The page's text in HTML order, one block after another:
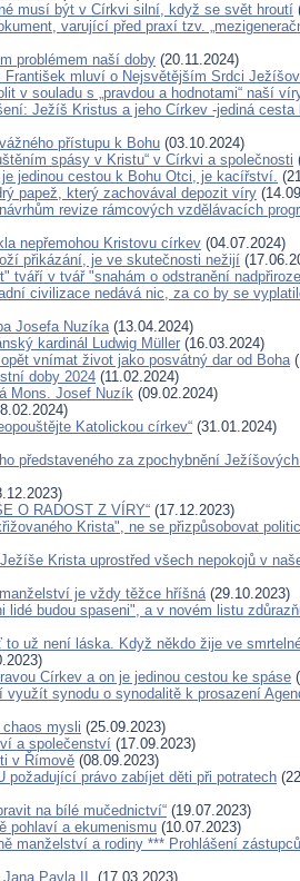
musí být v Církvi silní, když se svět hroutí
varující před praxí tzv.
problémem naší doby (20.11.2024)
mluví o Nejsvětějším Srdci
v souladu s „pravdou a hodnotami“ naší
Ježíš Kristus a jeho Církev -jediná cesta
přístupu k Bohu (03.10.2024)
spásy v Kristu“ v Církvi a společnosti
jedinou cestou k Bohu Otci, je kacířství.
papež, který zachovával depozit víry
revize rámcových vzdělávacích
nepřemohou Kristovu církev (04.07.2024)
přikázání, je ve skutečnosti nežijí
tváří v tvář "snahám o odstranění
civilizace nedává nic, za co by se
Josefa Nuzíka(13.04.2024)
kardinál Ludwig Müller (16.03.2024)
vnímat život jako posvátný dar od Boha
doby 2024 (11.02.2024)
Mons. Josef Nuzík (09.02.2024)
Katolickou církev“ (31.01.2024)
představeného za zpochybnění
O RADOST Z VÍRY“ (17.12.2023)
Krista", ne se přizpůsobovat
Krista uprostřed všech nepokojů v
je vždy těžce hříšná(29.10.2023)
budou spaseni", a v novém listu
to už není láska. Když někdo žije ve
Církev a on je jedinou cestou ke spáse
synodu o synodalitě k prosazení
mysli (25.09.2023)
a společenství (17.09.2023)
v Římově (08.09.2023)
požadující právo zabíjet děti při potratech
na bílé mučednictví“ (19.07.2023)
pohlaví a ekumenismu (10.07.2023)
manželství a rodiny *** Prohlášení
Pavla II.
(17.03.2023)